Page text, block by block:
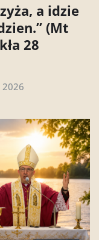
a idzie
(Mt
28
2026